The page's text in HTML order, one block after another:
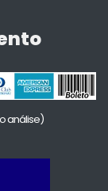
análise)